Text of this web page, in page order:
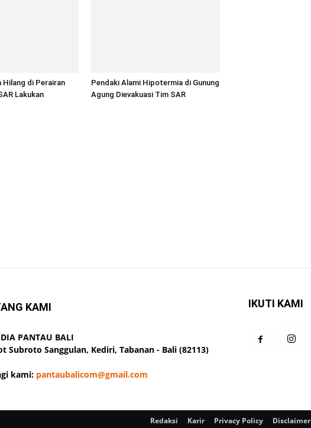
Hilang di Perairan
Lakukan
Pendaki Alami Hipotermia di Gunung
Agung Dievakuasi Tim SAR
KAMI
PANTAU BALI
Subroto Sanggulan, Kediri, Tabanan - Bali (82113)
kami: pantaubalicom@gmail.com
IKUTI KAMI
Redaksi Karir Privacy Policy Disclaimer